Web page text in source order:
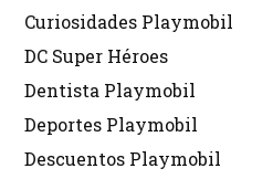
Curiosidades Playmobil
DC Super Héroes
Dentista Playmobil
Deportes Playmobil
Descuentos Playmobil